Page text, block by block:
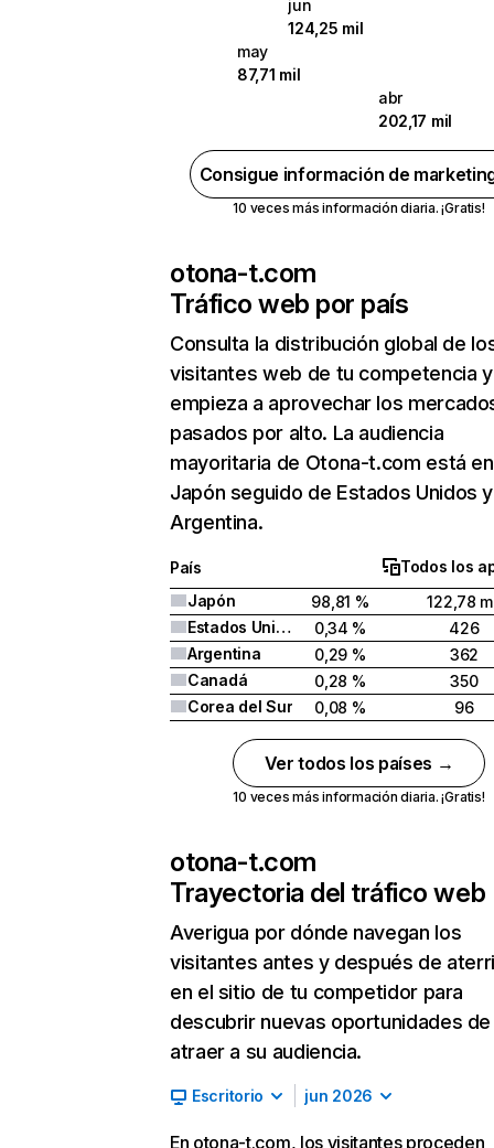
jun
124,25 mil
may
87,71 mil
abr
202,17 mil
Consigue información de
10 veces más información diaria. ¡Gratis!
otona-t.com
Tráfico web por país
Consulta la distribución global de
visitantes web de tu competencia y
empieza a aprovechar los
pasados por alto. La audiencia
mayoritaria de Otona-t.com está en
Japón seguido de Estados Unidos y
Argentina.
País
Todos los
Japón
98,81 %
122,78
Estados Unidos
0,34 %
426
Argentina
0,29 %
362
Canadá
0,28 %
350
Corea del Sur
0,08 % 96
Ver todos los países →
10 veces más información diaria. ¡Gratis!
otona-t.com
Trayectoria del tráfico web
Averigua por dónde navegan los
visitantes antes y después de
en el sitio de tu competidor para
descubrir nuevas oportunidades de
atraer a su audiencia.
Escritorio jun 2026
En otona-t.com, los visitantes proceden